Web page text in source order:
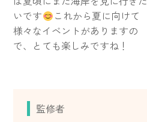
いです
これから夏に向けて
様々なイベントがありますの
で、とても楽しみですね！
監修者